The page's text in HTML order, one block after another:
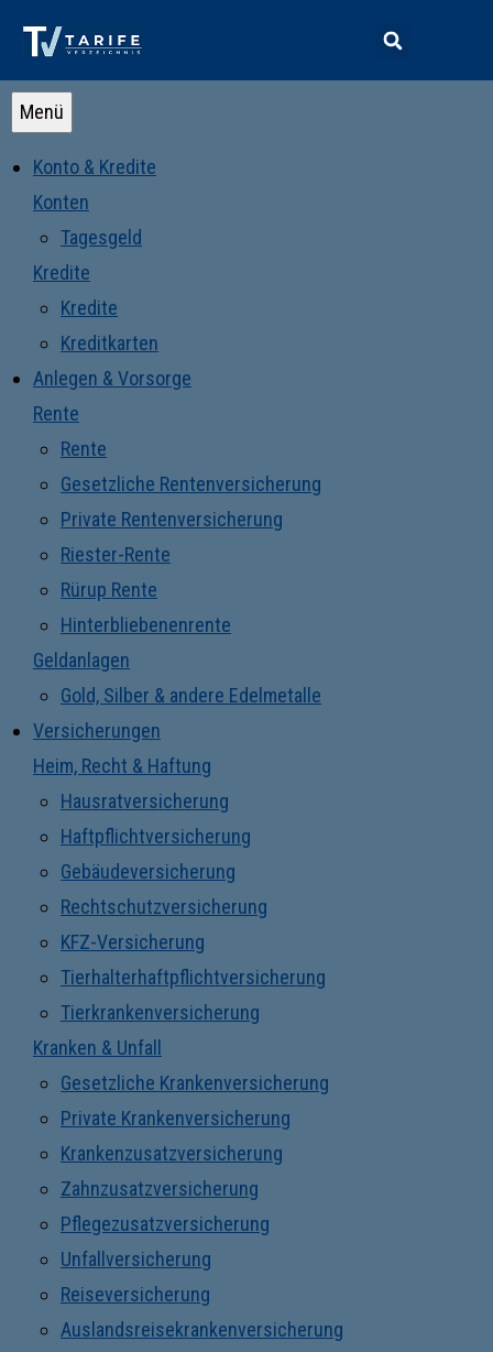
Menü
Konto & Kredite
Konten
Tagesgeld
Kredite
Kredite
Kreditkarten
Anlegen & Vorsorge
Rente
Rente
Gesetzliche Rentenversicherung
Private Rentenversicherung
Riester-Rente
Rürup Rente
Hinterbliebenenrente
Geldanlagen
Gold, Silber & andere Edelmetalle
Versicherungen
Heim, Recht & Haftung
Hausratversicherung
Haftpflichtversicherung
Gebäudeversicherung
Rechtschutzversicherung
KFZ-Versicherung
Tierhalterhaftpflichtversicherung
Tierkrankenversicherung
Kranken & Unfall
Gesetzliche Krankenversicherung
Private Krankenversicherung
Krankenzusatzversicherung
Zahnzusatzversicherung
Pflegezusatzversicherung
Unfallversicherung
Reiseversicherung
Auslandsreisekrankenversicherung